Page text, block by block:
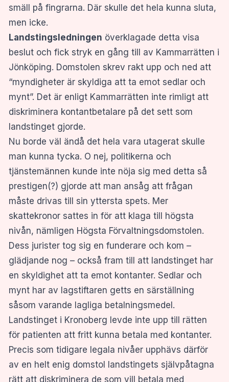
smäll på fingrarna. Där skulle det hela kunna sluta,
men icke.
Landstingsledningen överklagade detta visa
beslut och fick stryk en gång till av Kammarrätten i
Jönköping. Domstolen skrev rakt upp och ned att
“myndigheter är skyldiga att ta emot sedlar och
mynt”. Det är enligt Kammarrätten inte rimligt att
diskriminera kontantbetalare på det sett som
landstinget gjorde.
Nu borde väl ändå det hela vara utagerat skulle
man kunna tycka. O nej, politikerna och
tjänstemännen kunde inte nöja sig med detta så
prestigen(?) gjorde att man ansåg att frågan
måste drivas till sin yttersta spets. Mer
skattekronor sattes in för att klaga till högsta
nivån, nämligen Högsta Förvaltningsdomstolen.
Dess jurister tog sig en funderare och kom –
glädjande nog – också fram till att landstinget har
en skyldighet att ta emot kontanter. Sedlar och
mynt har av lagstiftaren getts en särställning
såsom varande lagliga betalningsmedel.
Landstinget i Kronoberg levde inte upp till rätten
för patienten att fritt kunna betala med kontanter.
Precis som tidigare legala nivåer upphävs därför
av en helt enig domstol landstingets självpåtagna
rätt att diskriminera de som vill betala med